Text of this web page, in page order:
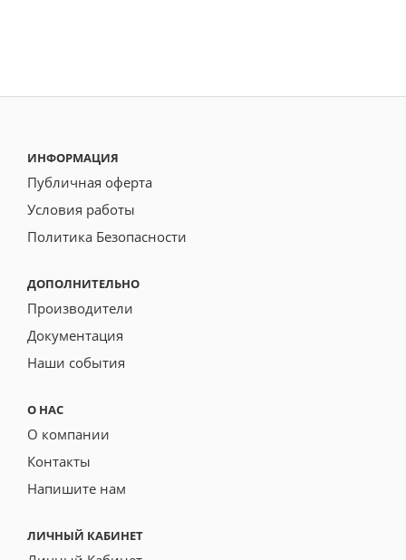
ИНФОРМАЦИЯ
Публичная оферта
Условия работы
Политика Безопасности
ДОПОЛНИТЕЛЬНО
Производители
Документация
Наши события
О НАС
О компании
Контакты
Напишите нам
ЛИЧНЫЙ КАБИНЕТ